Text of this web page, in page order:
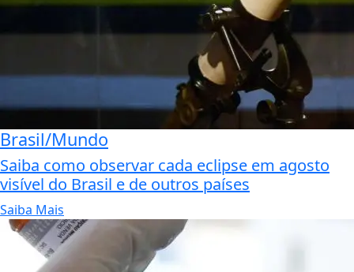
Brasil/Mundo
Saiba como observar cada eclipse em agosto
visível do Brasil e de outros países
Saiba Mais